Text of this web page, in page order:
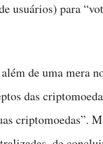
usuários) para
de uma mera
das
criptomoedas”.